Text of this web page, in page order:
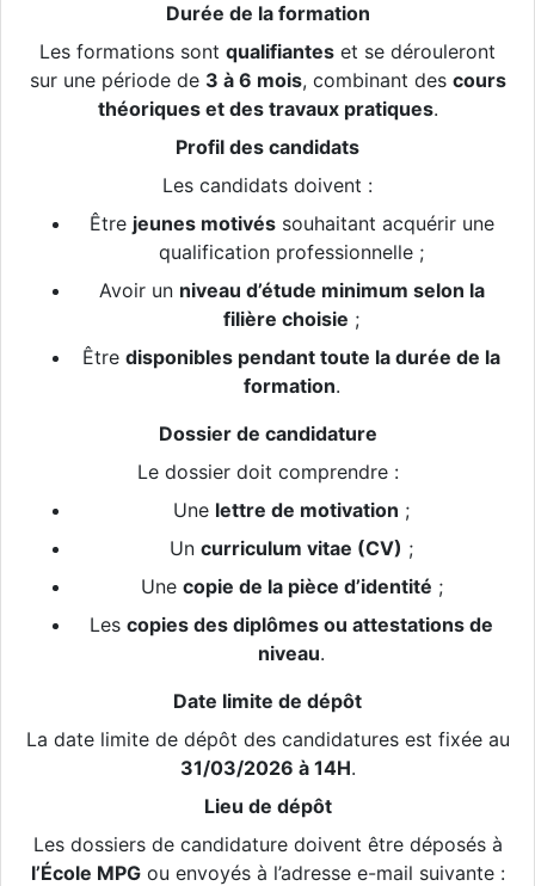
Durée de la formation
Les formations sont qualifiantes et se dérouleront
sur une période de 3 à 6 mois, combinant des cours
théoriques et des travaux pratiques.
Profil des candidats
Les candidats doivent :
Être jeunes motivéssouhaitant acquérir une
qualification professionnelle ;
Avoir un niveau d’étude minimum selon la
filière choisie ;
Être disponibles pendant toute la durée de la
formation.
Dossier de candidature
Le dossier doit comprendre :
Une lettre de motivation ;
Un curriculum vitae (CV) ;
Une copie de la pièce d’identité ;
Les copies des diplômes ou attestations de
niveau.
Date limite de dépôt
La date limite de dépôt des candidatures est fixée au
31/03/2026 à 14H.
Lieu de dépôt
Les dossiers de candidature doivent être déposés à
l’École MPGou envoyés à l’adresse e-mail suivante :